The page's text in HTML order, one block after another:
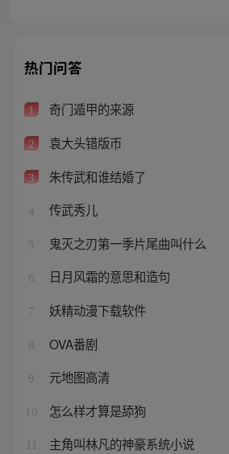
热门问答
1 奇门遁甲的来源
2 袁大头错版币
3 朱传武和谁结婚了
4 传武秀儿
5 鬼灭之刃第一季片尾曲叫什么
6 日月风霜的意思和造句
7 妖精动漫下载软件
8 OVA番剧
9 元地图高清
10 怎么样才算是舔狗
主角叫林凡的神豪系统小说